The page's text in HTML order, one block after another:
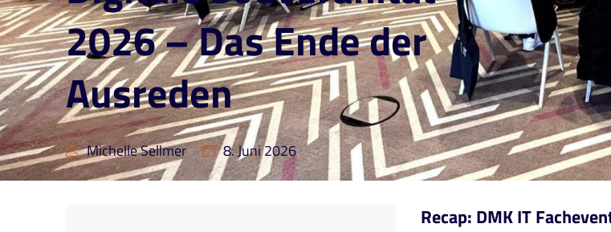
2026 – Das Ende der
Ausreden
Michelle Sellmer 8. Juni 2026
Recap: DMK IT